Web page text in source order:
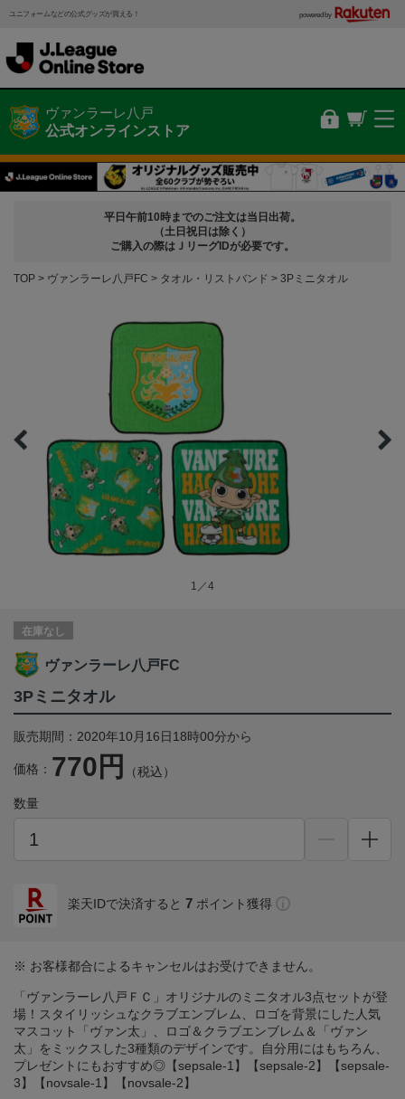
ユニフォームなどの公式グッズが買える！ powered by
ヴァンラーレ八戸
公式オンラインストア
平日午前10時までのご注文は当日出荷。
（土日祝日は除く）
ご購入の際はＪリーグIDが必要です。
TOP ヴァンラーレ八戸FC タオル・リストバンド 3Pミニタオル
1／4
在庫なし
ヴァンラーレ八戸FC
3Pミニタオル
販売期間：2020年10月16日18時00分から
価格： 770円 （税込）
数量
楽天IDで決済すると 7 ポイント獲得
※ お客様都合によるキャンセルはお受けできません。
「ヴァンラーレ八戸ＦＣ」オリジナルのミニタオル3点セットが登
場！スタイリッシュなクラブエンブレム、ロゴを背景にした人気
マスコット「ヴァン太」、ロゴ＆クラブエンブレム＆「ヴァン
太」をミックスした3種類のデザインです。自分用にはもちろん、
プレゼントにもおすすめ◎【sepsale-1】【sepsale-2】【sepsale-
3】【novsale-1】【novsale-2】